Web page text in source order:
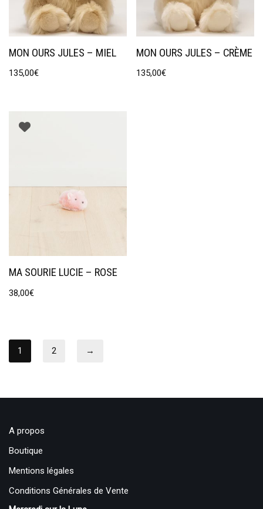
MON OURS JULES – MIEL
135,00€
MON OURS JULES – CRÈME
135,00€
MA SOURIE LUCIE – ROSE
38,00€
1 2 →
A propos
Boutique
Mentions légales
Conditions Générales de Vente